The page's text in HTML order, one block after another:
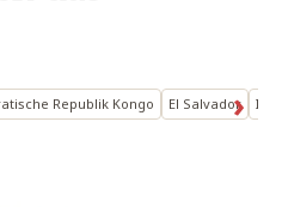
Republik Kongo El Salvador